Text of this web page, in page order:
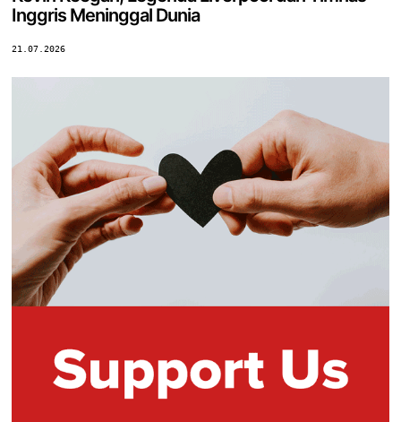
Inggris Meninggal Dunia
21.07.2026